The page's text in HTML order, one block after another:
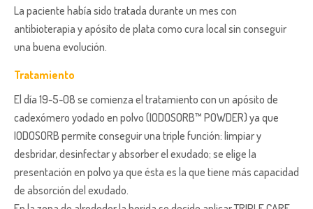
La paciente había sido tratada durante un mes con
antibioterapia y apósito de plata como cura local sin conseguir
una buena evolución.
Tratamiento
El día 19-5-08 se comienza el tratamiento con un apósito de
cadexómero yodado en polvo (IODOSORB™ POWDER) ya que
IODOSORB permite conseguir una triple función: limpiar y
desbridar, desinfectar y absorber el exudado; se elige la
presentación en polvo ya que ésta es la que tiene más capacidad
de absorción del exudado.